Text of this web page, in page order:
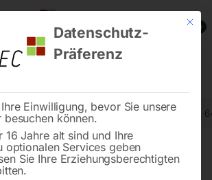
0
Spezialholzsägen Spezialbandsäge HBS
Mit
Datenschutz-
Präferenz
Einwilligung, bevor Sie unsere
besuchen können.
16 Jahre alt sind und Ihre
optionalen Services geben
Sie Ihre Erziehungsberechtigten